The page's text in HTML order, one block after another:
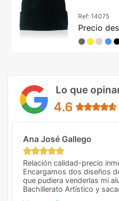
Ref: 14075
Precio
Lo que
4.6
Ana José Gallego
Relación calidad-precio
Encargamos dos diseños
que pudiera venderlas mi
Bachillerato Artístico y